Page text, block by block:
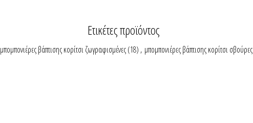
Ετικέτες προϊόντος
μπομπονιέρες βάπτισης κορίτσι ζωγραφισμένες (18) , μπομπονιέρες βάπτισης κορίτσι σβούρες